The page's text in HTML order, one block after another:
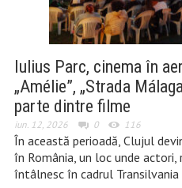
Iulius Parc, cinema în
„Amélie”, „Strada
parte dintre filme
iun. 12, 2026 0 116
În această perioadă, Clujul
în România, un loc unde actori,
întâlnesc în cadrul